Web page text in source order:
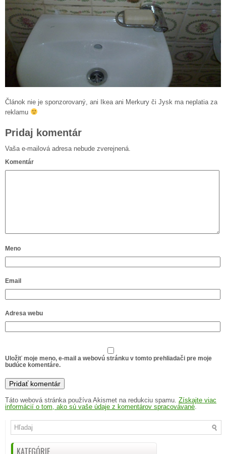
Článok nie je sponzorovaný, ani Ikea ani Merkury či Jysk ma neplatia za
reklamu
Pridaj komentár
Vaša e-mailová adresa nebude zverejnená.
Komentár
Meno
Email
Adresa webu
Uložiť moje meno, e-mail a webovú stránku v tomto prehliadači pre moje
budúce komentáre.
Táto webová stránka používa Akismet na redukciu spamu. Získajte viac
informácií o tom, ako sú vaše údaje z komentárov spracovávané.
KATEGÓRIE